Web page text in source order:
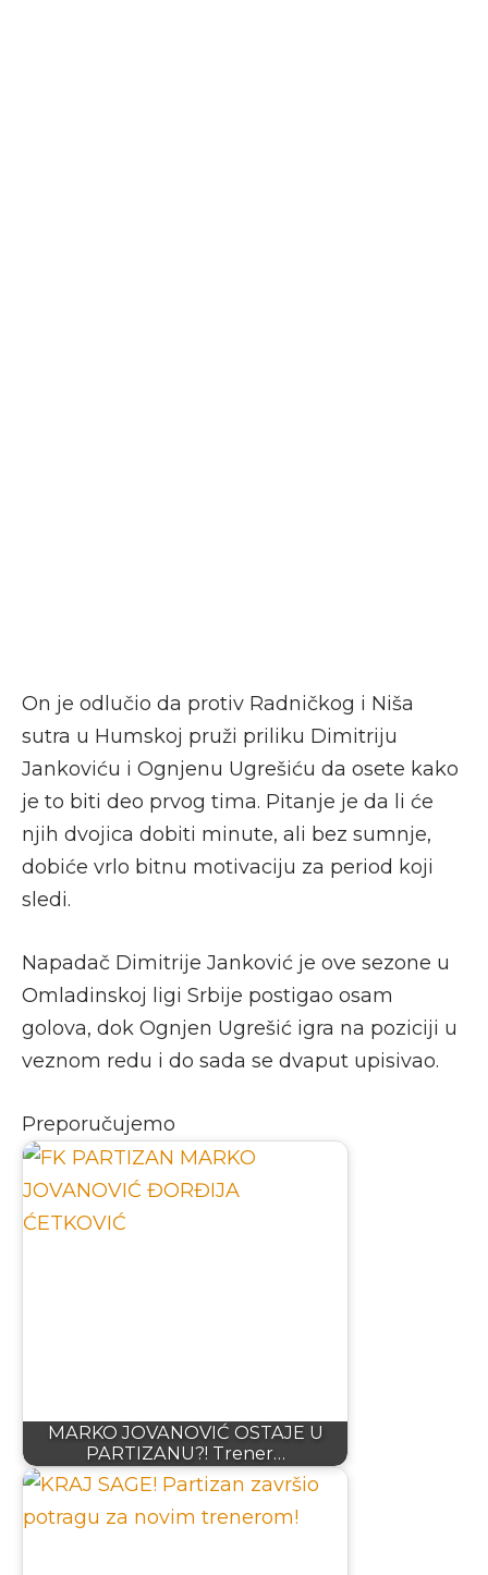
On je odlučio da protiv Radničkog i Niša
sutra u Humskoj pruži priliku Dimitriju
Jankoviću i Ognjenu Ugrešiću da osete kako
je to biti deo prvog tima. Pitanje je da li će
njih dvojica dobiti minute, ali bez sumnje,
dobiće vrlo bitnu motivaciju za period koji
sledi.
Napadač Dimitrije Janković je ove sezone u
Omladinskoj ligi Srbije postigao osam
golova, dok Ognjen Ugrešić igra na poziciji u
veznom redu i do sada se dvaput upisivao.
Preporučujemo
MARKO JOVANOVIĆ OSTAJE U
PARTIZANU?! Trener…